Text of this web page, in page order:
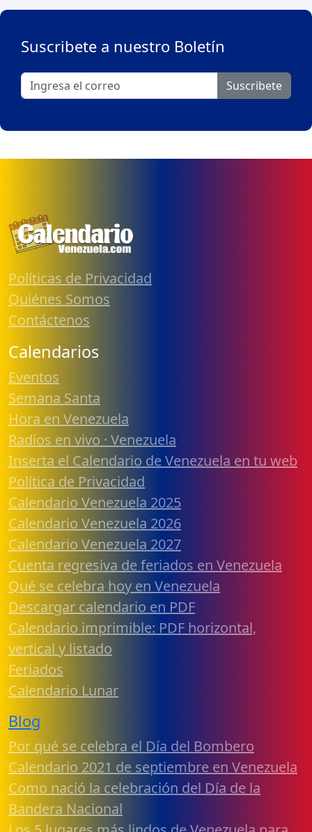
Suscribete a nuestro Boletín
Suscribete
Políticas de Privacidad
Quiénes Somos
Contáctenos
Calendarios
Eventos
Semana Santa
Hora en Venezuela
Radios en vivo · Venezuela
Inserta el Calendario de Venezuela en tu web
Política de Privacidad
Calendario Venezuela 2025
Calendario Venezuela 2026
Calendario Venezuela 2027
Cuenta regresiva de feriados en Venezuela
Qué se celebra hoy en Venezuela
Descargar calendario en PDF
Calendario imprimible: PDF horizontal,
vertical y listado
Feriados
Calendario Lunar
Blog
Por qué se celebra el Día del Bombero
Calendario 2021 de septiembre en Venezuela
Como nació la celebración del Día de la
Bandera Nacional